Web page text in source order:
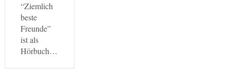
“Ziemlich
beste
Freunde”
ist als
Hörbuch…